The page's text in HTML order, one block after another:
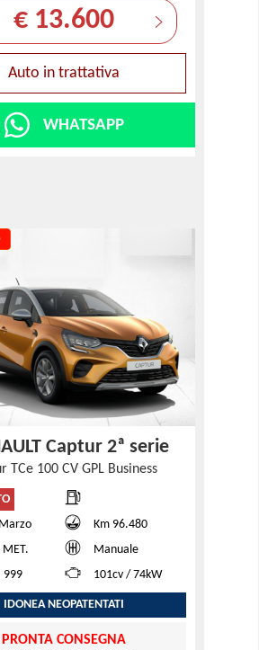
€ 13.600
Auto in trattativa
WHATSAPP
Captur 2ª serie
TCe 100 CV GPL Business
Km 96.480
MET.
Manuale
999
101cv / 74kW
IDONEA NEOPATENTATI
PRONTA CONSEGNA